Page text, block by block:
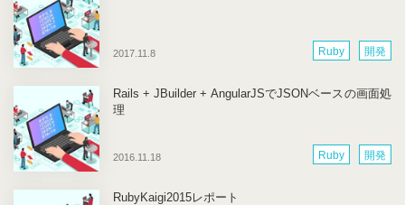
2017.11.8 Ruby 開発
2016.11.18
Rails + JBuilder + AngularJSでJSONベースの画面処
理
Ruby 開発
RubyKaigi2015レポート